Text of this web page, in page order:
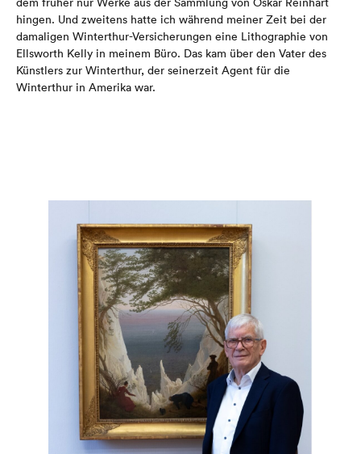
hingen. Und zweitens hatte ich während meiner Zeit bei der
damaligen Winterthur-Versicherungen eine Lithographie von
Ellsworth Kelly in meinem Büro. Das kam über den Vater des
Künstlers zur Winterthur, der seinerzeit Agent für die
Winterthur in Amerika war.